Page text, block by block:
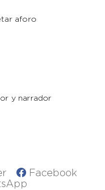
aforo
y narrador
Facebook